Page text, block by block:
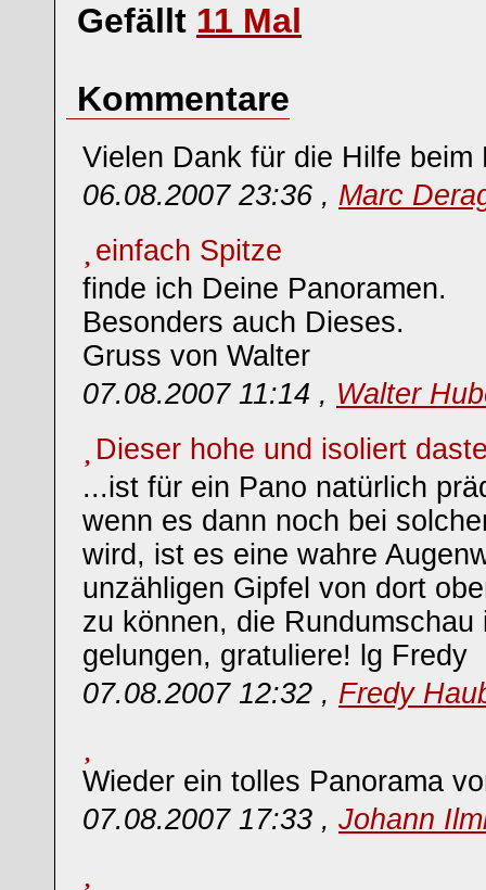
Gefällt 11 Mal
Kommentare
Vielen Dank für die Hilfe beim
06.08.2007 23:36 , Marc
einfach Spitze
finde ich Deine Panoramen.
Besonders auch Dieses.
Gruss von Walter
07.08.2007 11:14 , Walter
Dieser hohe und isoliert
...ist für ein Pano natürlich
wenn es dann noch bei
wird, ist es eine wahre
unzähligen Gipfel von dort
zu können, die
gelungen, gratuliere! lg Fredy
07.08.2007 12:32 , Fredy
Wieder ein tolles Panorama
07.08.2007 17:33 , Johann